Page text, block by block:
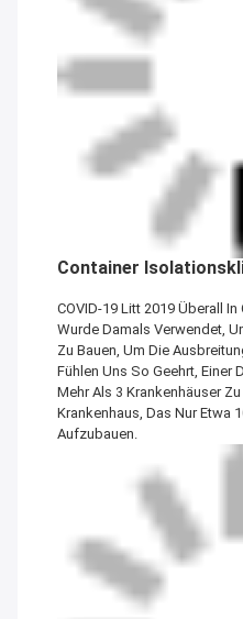
Container
COVID-19 Litt 2019 Überall In
Wurde Damals Verwendet,
Zu Bauen, Um Die
Fühlen Uns So Geehrt, Einer
Mehr Als 3 Krankenhäuser
Krankenhaus, Das Nur Etwa
Aufzubauen.